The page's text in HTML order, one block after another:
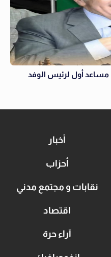
مساعد أول لرئيس الوفد
أخبار
أحزاب
نقابات و مجتمع مدني
اقتصاد
آراء حرة